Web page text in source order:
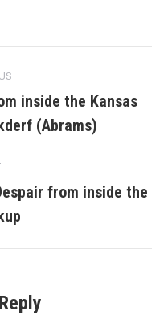
inside the Kansas
(Abrams)
from inside the